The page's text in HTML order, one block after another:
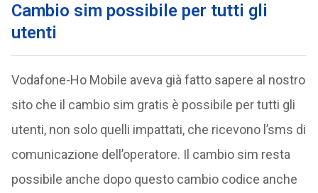
Cambio sim possibile per tutti gli
utenti
Vodafone-Ho Mobile aveva già fatto sapere al nostro
sito che il cambio sim gratis è possibile per tutti gli
utenti, non solo quelli impattati, che ricevono l’sms di
comunicazione dell’operatore. Il cambio sim resta
possibile anche dopo questo cambio codice anche